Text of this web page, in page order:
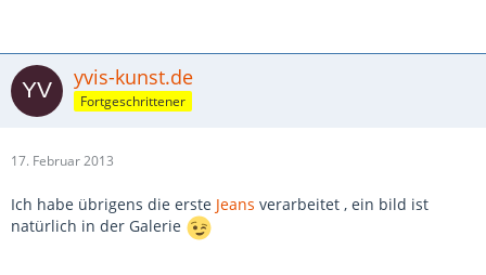
yvis-kunst.de
Fortgeschrittener
17. Februar 2013
Ich habe übrigens die erste Jeans verarbeitet , ein bild ist
natürlich in der Galerie